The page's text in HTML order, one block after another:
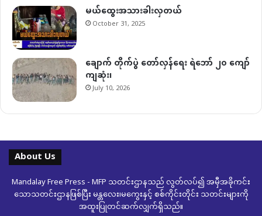
မယ်ထွေးအသားခါးလှတယ်
October 31, 2025
ချောက် တိုက်ပွဲ တော်လှန်ရေး ရဲဘော် ၂၀ ကျော်
ကျဆုံး၊
July 10, 2026
About Us
Mandalay Free Press - MFP သတင်းဌာနသည် လွတ်လပ်၍ အမှီအခိုကင်း
သောသတင်းဌာနဖြစ်ပြီး မန္တလေး၊မကွေးနှင့် စစ်ကိုင်းတိုင်း သတင်းများကို
အထူးပြုတင်ဆက်လျှက်ရှိသည်။